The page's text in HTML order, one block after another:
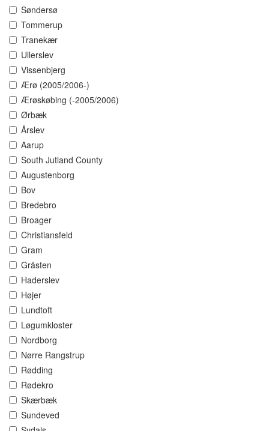
Søndersø
Tommerup
Tranekær
Ullerslev
Vissenbjerg
Ærø (2005/2006-)
Ærøskøbing (-2005/2006)
Ørbæk
Årslev
Aarup
South Jutland County
Augustenborg
Bov
Bredebro
Broager
Christiansfeld
Gram
Gråsten
Haderslev
Højer
Lundtoft
Løgumkloster
Nordborg
Nørre Rangstrup
Rødding
Rødekro
Skærbæk
Sundeved